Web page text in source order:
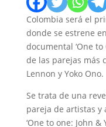
Colombia será el
donde se estrene
documental ‘One
de las parejas más
Lennon y Yoko Ono.
Se trata de una
pareja de artistas y
‘One to one: John &